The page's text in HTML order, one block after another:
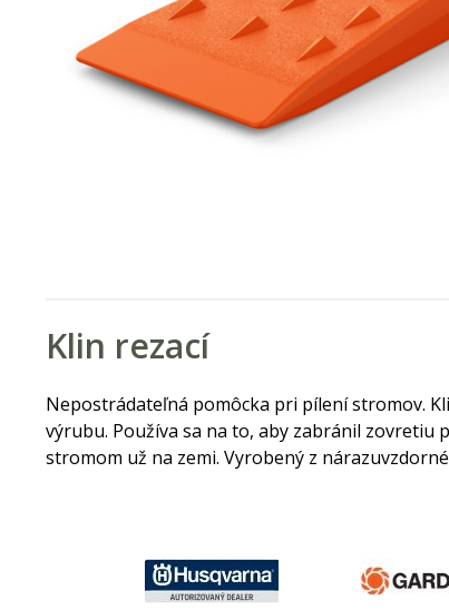
Klin rezací
Nepostrádateľná pomôcka pri pílení stromov.
výrubu. Používa sa na to, aby zabránil
stromom už na zemi. Vyrobený z